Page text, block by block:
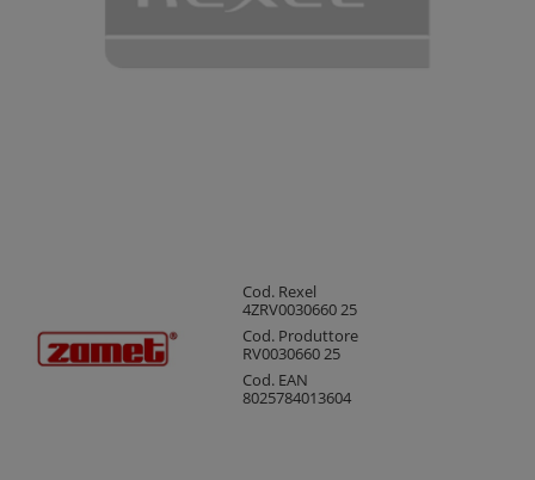
Cod. Rexel
4ZRV0030660 25
Cod. Produttore
RV0030660 25
Cod. EAN
8025784013604